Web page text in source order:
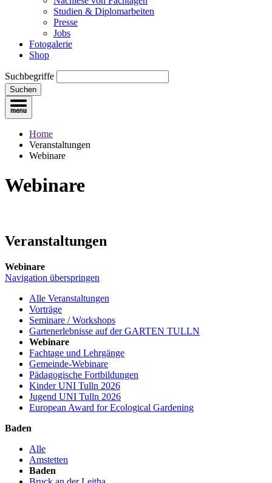
Studien & Diplomarbeiten
Presse
Jobs
Fotogalerie
Shop
Suchbegriffe
Suchen
Home
Veranstaltungen
Webinare
Webinare
Veranstaltungen
Webinare
Navigation überspringen
Alle Veranstaltungen
Vorträge
Seminare / Workshops
Gartenerlebnisse auf der GARTEN TULLN
Webinare
Fachtage und Lehrgänge
Gemeinde-Webinare
Pädagogische Fortbildungen
Kinder UNI Tulln 2026
Jugend UNI Tulln 2026
European Award for Ecological Gardening
Baden
Alle
Amstetten
Baden